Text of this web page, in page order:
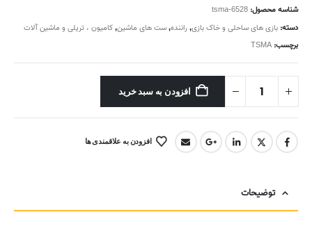
شناسه محصول: tsma-6528
دسته: بازی های ساحلی و خاک بازی,راننده,ست های ماشین,کامیون ، تریلی و ماشین آلات
برچسب: TSMA
افزودن به سبد خرید
افزودن به علاقمندی ها
توضیحات